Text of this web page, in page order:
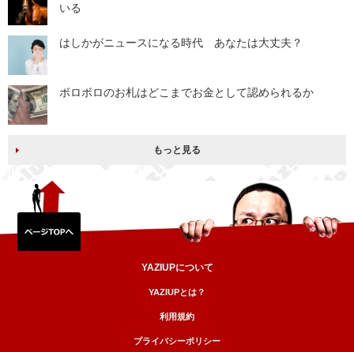
いる
はしかがニュースになる時代 あなたは大丈夫？
ボロボロのお札はどこまでお金として認められるか
もっと見る
YAZIUPについて
YAZIUPとは？
利用規約
プライバシーポリシー